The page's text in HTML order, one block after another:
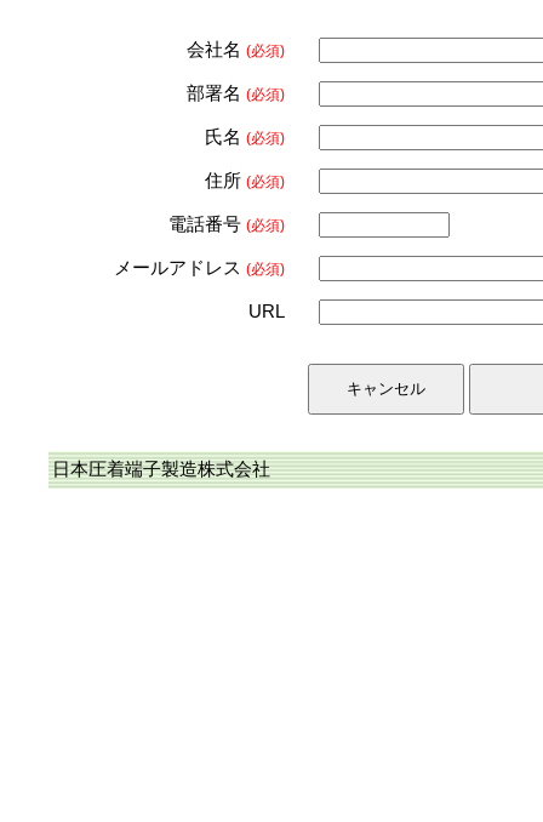
会社名 (必須)
部署名 (必須)
氏名 (必須)
住所 (必須)
電話番号 (必須)
メールアドレス (必須)
URL
日本圧着端子製造株式会社